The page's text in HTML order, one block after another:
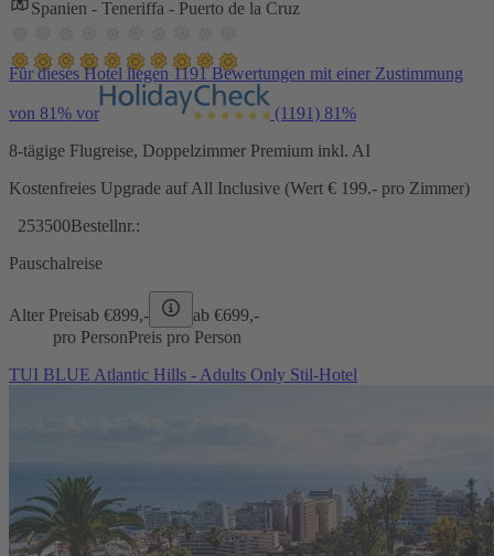
Spanien - Teneriffa - Puerto de la Cruz
Für dieses Hotel liegen 1191 Bewertungen mit einer Zustimmung
von 81% vor (1191) 81%
8-tägige Flugreise, Doppelzimmer Premium inkl. AI
Kostenfreies Upgrade auf All Inclusive (Wert € 199.- pro Zimmer)
253500Bestellnr.:
Pauschalreise
Alter Preisab €899,- ab €699,-
pro PersonPreis pro Person
TUI BLUE Atlantic Hills - Adults Only Stil-Hotel